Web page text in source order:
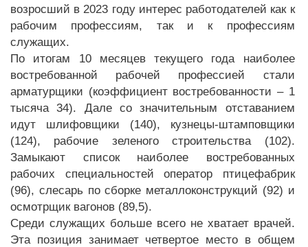
возросший в 2023 году интерес работодателей как к
рабочим профессиям, так и к профессиям
служащих.
По итогам 10 месяцев текущего года наиболее
востребованной рабочей профессией стали
арматурщики (коэффициент востребованности – 1
тысяча 34). Дале со значительным отставанием
идут шлифовщики (140), кузнецы-штамповщики
(124), рабочие зеленого строительства (102).
Замыкают список наиболее востребованных
рабочих специальностей оператор птицефабрик
(96), слесарь по сборке металлоконструкций (92) и
осмотрщик вагонов (89,5).
Среди служащих больше всего не хватает врачей.
Эта позиция занимает четвертое место в общем